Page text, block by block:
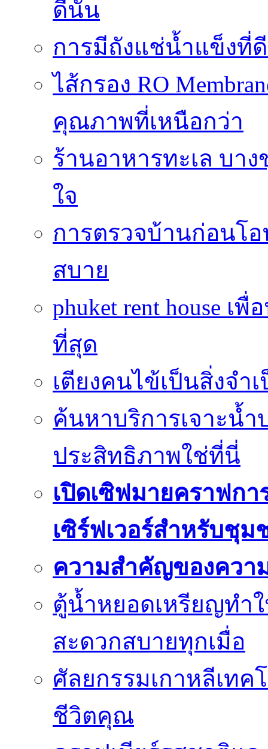
ดีนั้น
การมีถังแช่น้ำแข็งที่
ไส้กรอง RO
คุณภาพที่เหนือกว่า
ร้านอาหารทะเล บา
ใจ
การตรวจบ้านก่อนโ
สบาย
phuket rent house
ที่สุด
เตียงคนไข้เป็นสิ่งจำ
ค้นหาบริการเจาะน้
ประสิทธิภาพใช่ที่นี่
เปิดเซิฟมายคราฟกา
เซิร์ฟเวอร์สำหรับชุม
ความสำคัญของควา
ตู้น้ำหยอดเหรียญทำ
สะดวกสบายทุกเมื่อ
ศัลยกรรมเกาหลีเท
ชีวิตคุณ